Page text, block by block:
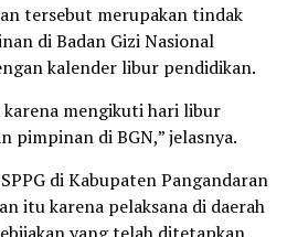
tersebut merupakan tindak
di Badan Gizi Nasional
kalender libur pendidikan.
mengikuti hari libur
pimpinan di BGN,” jelasnya.
di Kabupaten Pangandaran
itu karena pelaksana di daerah